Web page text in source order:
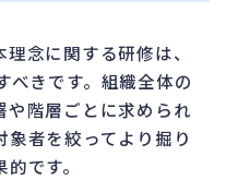
念に関する研修は、
べきです。組織全体の
階層ごとに求められ
者を絞ってより掘り
です。